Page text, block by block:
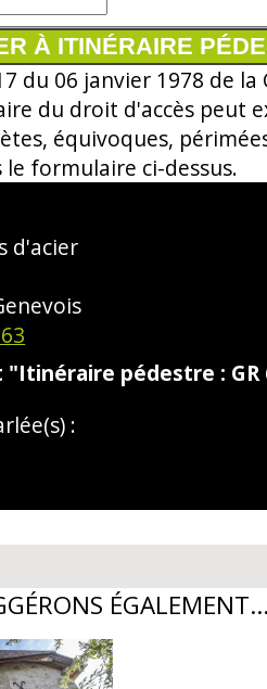
du 06 janvier 1978 de
du droit d'accès peut
équivoques,
le formulaire ci-dessus.
d'acier
"Itinéraire pédestre : GR
: